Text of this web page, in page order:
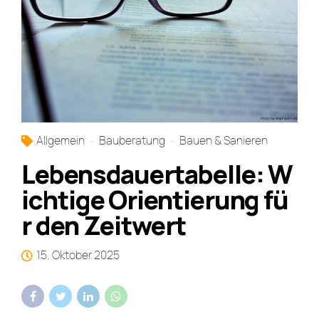
Allgemein Bauberatung Bauen & Sanieren
Lebensdauertabelle: W
ichtige Orientierung fü
r den Zeitwert
15. Oktober 2025